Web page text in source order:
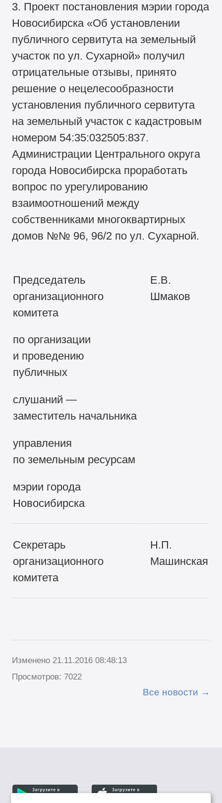
3. Проект постановления мэрии города
Новосибирска «Об установлении
публичного сервитута на земельный
участок по ул. Сухарной» получил
отрицательные отзывы, принято
решение о нецелесообразности
установления публичного сервитута
на земельный участок с кадастровым
номером 54:35:032505:837.
Администрации Центрального округа
города Новосибирска проработать
вопрос по урегулированию
взаимоотношений между
собственниками многоквартирных
домов №№ 96, 96/2 по ул. Сухарной.
Председатель
организационного
комитета
по организации
и проведению
публичных
слушаний —
заместитель начальника
управления
по земельным ресурсам
мэрии города
Новосибирска
Е.В.
Шмаков
Секретарь
организационного
комитета
Н.П.
Машинская
Изменено 21.11.2016 08:48:13
Просмотров: 7022
Все новости